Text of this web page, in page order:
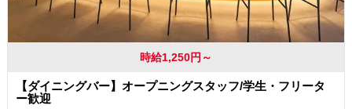
時給1,250円～
【ダイニングバー】オープニングスタッフ/学生・フリータ
ー歓迎